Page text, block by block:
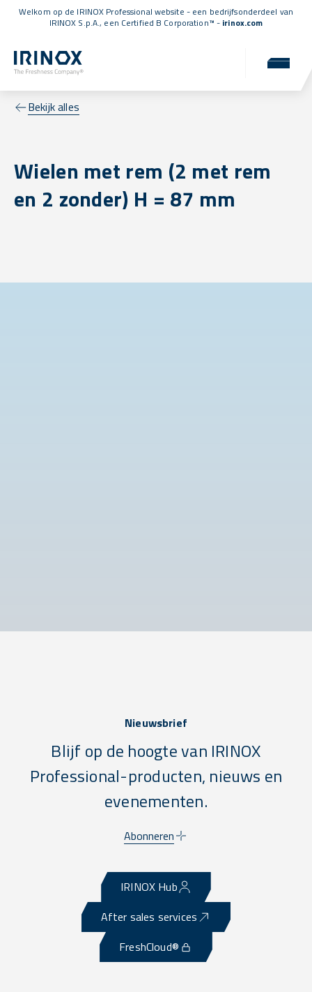
Welkom op de IRINOX Professional website - een bedrijfsonderdeel van
IRINOX S.p.A., een Certified B Corporation™ - irinox.com
Bekijk alles
Wielen met rem (2 met rem
en 2 zonder) H = 87 mm
Nieuwsbrief
Blijf op de hoogte van IRINOX
Professional-producten, nieuws en
evenementen.
Abonneren
IRINOX Hub
After sales services
FreshCloud®